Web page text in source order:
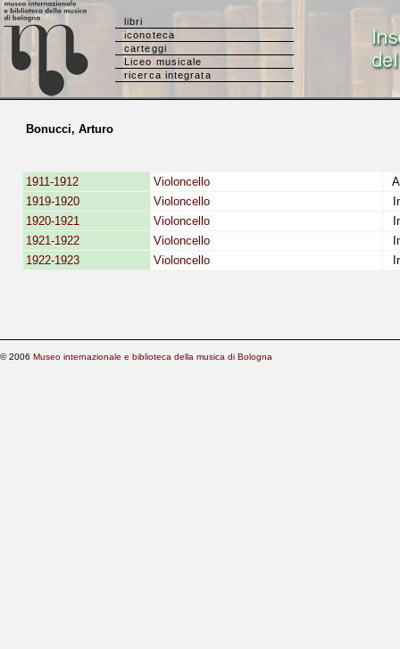
libri
iconoteca
carteggi
Liceo musicale
ricerca integrata
Bonucci, Arturo
1911-1912 Violoncello
1919-1920
Violoncello
1920-1921
Violoncello
1921-1922
Violoncello
1922-1923
Violoncello
© 2006 Museo internazionale e biblioteca della musica di Bologna